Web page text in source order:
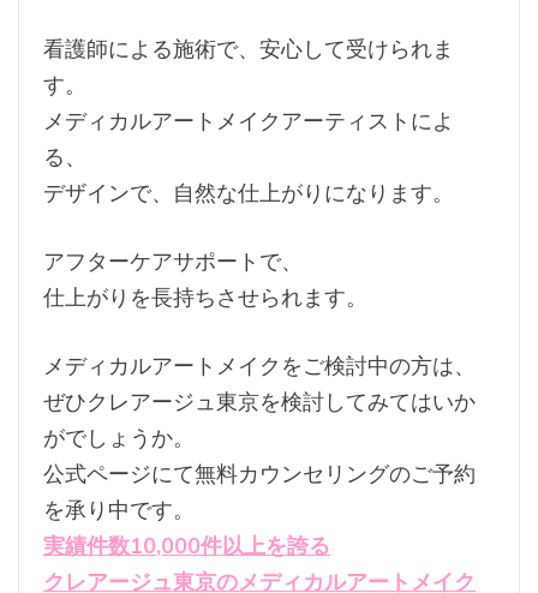
看護師による施術で、安心して受けられま
す。
メディカルアートメイクアーティストによ
る、
デザインで、自然な仕上がりになります。
アフターケアサポートで、
仕上がりを長持ちさせられます。
メディカルアートメイクをご検討中の方は、
ぜひクレアージュ東京を検討してみてはいか
がでしょうか。
公式ページにて無料カウンセリングのご予約
を承り中です。
実績件数10,000件以上を誇る
クレアージュ東京のメディカルアートメイク